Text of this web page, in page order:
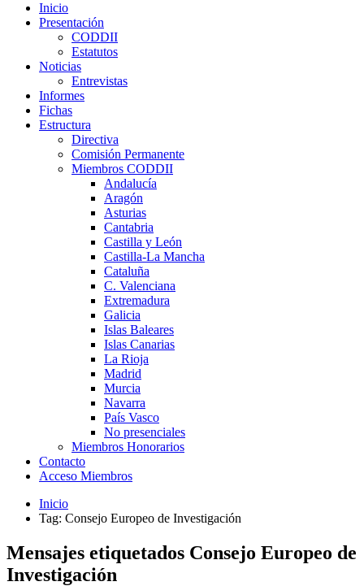
Inicio
Presentación
CODDII
Estatutos
Noticias
Entrevistas
Informes
Fichas
Estructura
Directiva
Comisión Permanente
Miembros CODDII
Andalucía
Aragón
Asturias
Cantabria
Castilla y León
Castilla-La Mancha
Cataluña
C. Valenciana
Extremadura
Galicia
Islas Baleares
Islas Canarias
La Rioja
Madrid
Murcia
Navarra
País Vasco
No presenciales
Miembros Honorarios
Contacto
Acceso Miembros
Inicio
Tag: Consejo Europeo de Investigación
Mensajes etiquetados Consejo Europeo de
Investigación